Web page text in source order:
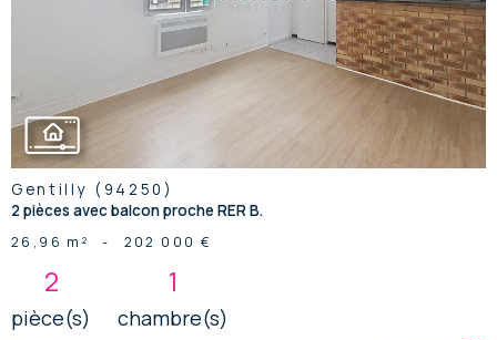
bien
Gentilly (94250)
2 pièces avec balcon proche RER B.
26,96 m² - 202 000 €
2
pièce(s)
1
chambre(s)